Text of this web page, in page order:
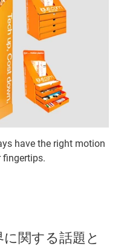
have the right motion
fingertips.
関する話題と